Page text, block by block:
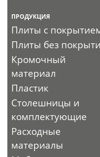
ПРОДУКЦИЯ
Плиты с
Плиты без
Кромочный
материал
Пластик
Столешницы и
комплектующие
Расходные
материалы